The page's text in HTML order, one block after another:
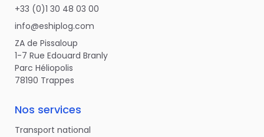
+33 (0)1 30 48 03 00
info@eshiplog.com
ZA de Pissaloup
1-7 Rue Edouard Branly
Parc Héliopolis
78190 Trappes
Nos services
Transport national